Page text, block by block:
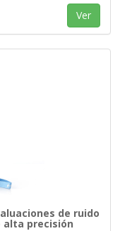
Ver
de ruido
alta precisión